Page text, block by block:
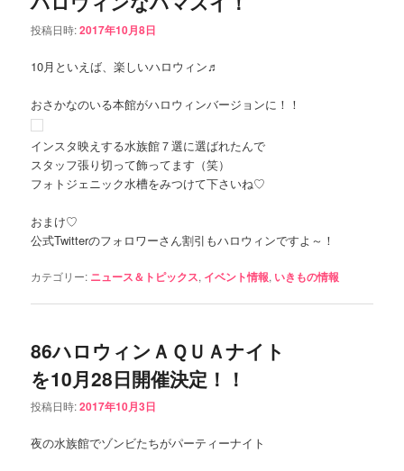
投稿日時:2017年10月8日
10月といえば、楽しいハロウィン♬
おさかなのいる本館がハロウィンバージョンに！！
インスタ映えする水族館７選に選ばれたんで
スタッフ張り切って飾ってます（笑）
フォトジェニック水槽をみつけて下さいね♡
おまけ♡
公式Twitterのフォロワーさん割引もハロウィンですよ～！
カテゴリー: ニュース＆トピックス, イベント情報, いきもの情報
86ハロウィンＡＱＵＡナイト
を10月28日開催決定！！
投稿日時:2017年10月3日
夜の水族館でゾンビたちがパーティーナイト